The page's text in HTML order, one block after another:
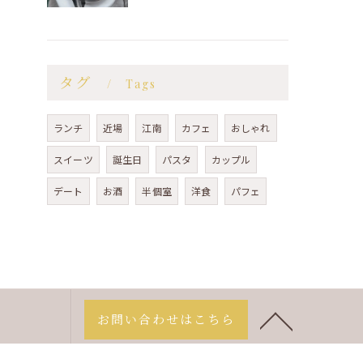
タグ Tags
ランチ 近場 江南 カフェ おしゃれ
スイーツ 誕生日 パスタ カップル
デート お酒 半個室 洋食 パフェ
お問い合わせはこちら